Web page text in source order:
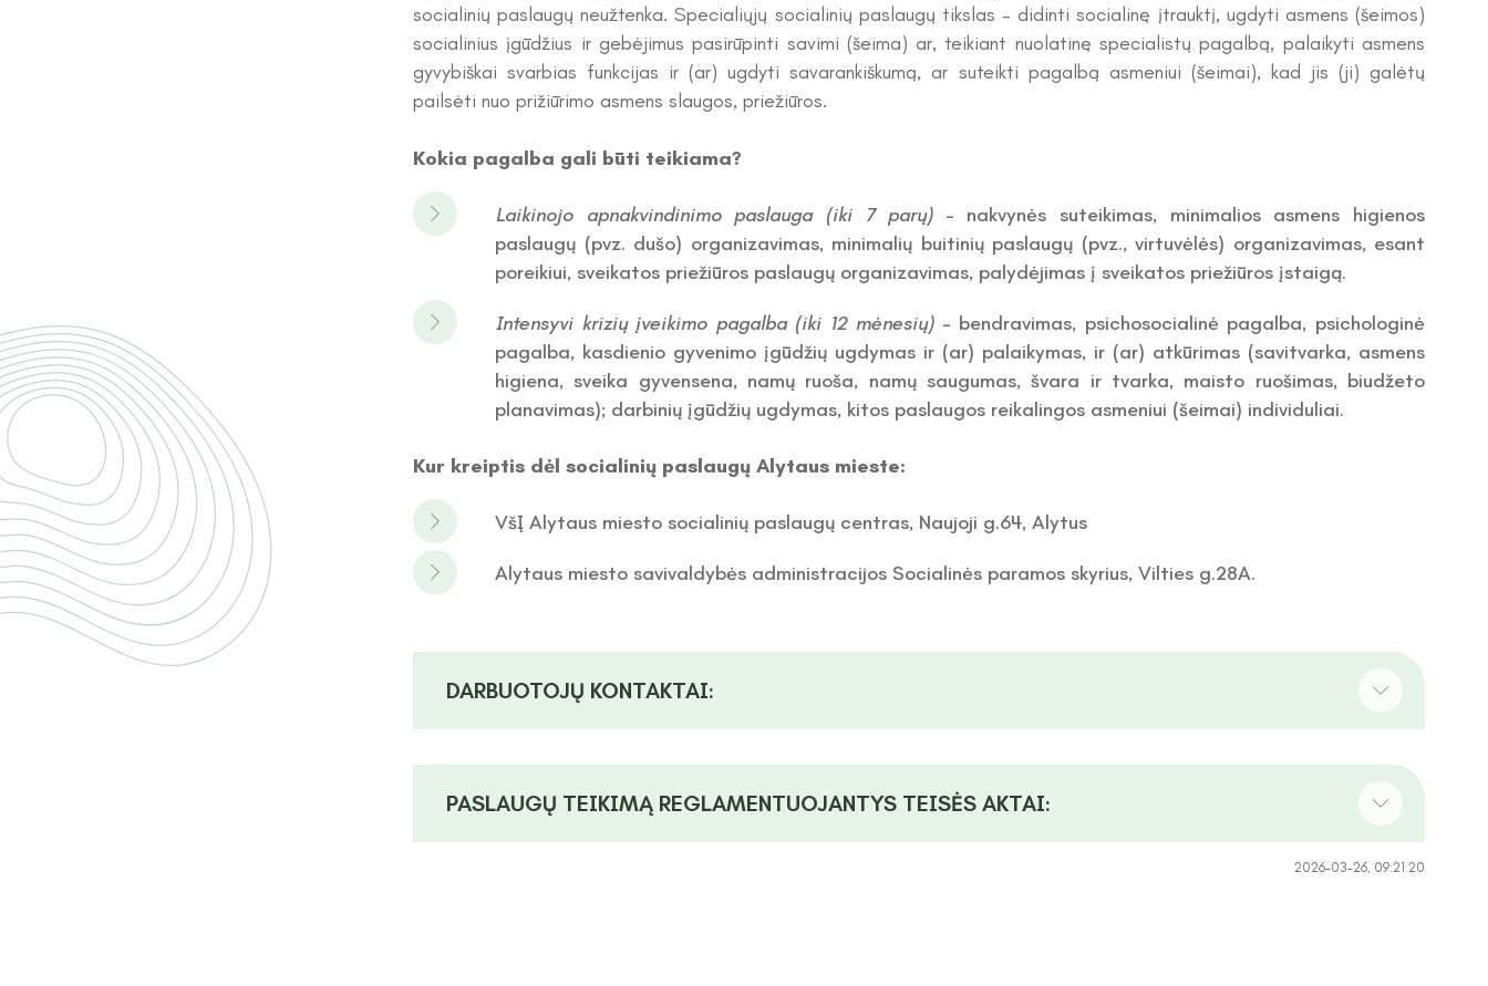
socialinių paslaugų neužtenka. Specialiųjų socialinių paslaugų tikslas – didinti socialinę įtrauktį, ugdyti asmens (šeimos)
socialinius įgūdžius ir gebėjimus pasirūpinti savimi (šeima) ar, teikiant nuolatinę specialistų pagalbą, palaikyti asmens
gyvybiškai svarbias funkcijas ir (ar) ugdyti savarankiškumą, ar suteikti pagalbą asmeniui (šeimai), kad jis (ji) galėtų
pailsėti nuo prižiūrimo asmens slaugos, priežiūros.
Kokia pagalba gali būti teikiama?
Laikinojo apnakvindinimo paslauga (iki 7 parų)– nakvynės suteikimas, minimalios asmens higienos
paslaugų (pvz. dušo) organizavimas, minimalių buitinių paslaugų (pvz., virtuvėlės) organizavimas, esant
poreikiui, sveikatos priežiūros paslaugų organizavimas, palydėjimas į sveikatos priežiūros įstaigą.
Intensyvi krizių įveikimo pagalba (iki 12 mėnesių)– bendravimas, psichosocialinė pagalba, psichologinė
pagalba, kasdienio gyvenimo įgūdžių ugdymas ir (ar) palaikymas, ir (ar) atkūrimas (savitvarka, asmens
higiena, sveika gyvensena, namų ruoša, namų saugumas, švara ir tvarka, maisto ruošimas, biudžeto
planavimas); darbinių įgūdžių ugdymas, kitos paslaugos reikalingos asmeniui (šeimai) individuliai.
Kur kreiptis dėl socialinių paslaugų Alytaus mieste:
VšĮ Alytaus miesto socialinių paslaugų centras, Naujoji g.64, Alytus
Alytaus miesto savivaldybės administracijos Socialinės paramos skyrius, Vilties g.28A.
DARBUOTOJŲ KONTAKTAI:
PASLAUGŲ TEIKIMĄ REGLAMENTUOJANTYS TEISĖS AKTAI:
2026-03-26, 09:21:20